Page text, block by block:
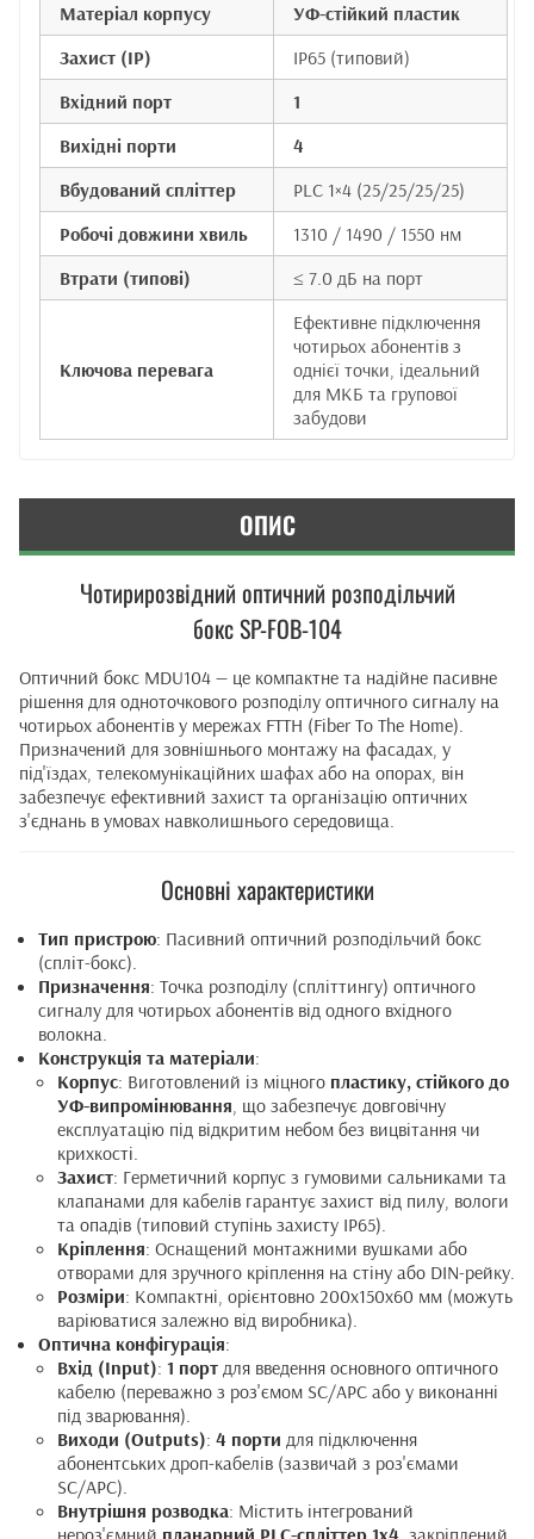
Матеріал корпусу
УФ-стійкий пластик
Захист (IP)
IP65 (типовий)
Вхідний порт
1
Вихідні порти
4
Вбудований спліттер
PLC 1×4 (25/25/25/25)
Робочі довжини хвиль
1310 / 1490 / 1550 нм
Втрати (типові)
≤ 7.0 дБ на порт
Ключова перевага
Ефективне підключення
чотирьох абонентів з
однієї точки, ідеальний
для МКБ та групової
забудови
ОПИС
Чотирирозвідний оптичний розподільчий
бокс SP-FOB-104
Оптичний бокс MDU104 — це компактне та надійне пасивне
рішення для одноточкового розподілу оптичного сигналу на
чотирьох абонентів у мережах FTTH (Fiber To The Home).
Призначений для зовнішнього монтажу на фасадах, у
під'їздах, телекомунікаційних шафах або на опорах, він
забезпечує ефективний захист та організацію оптичних
з'єднань в умовах навколишнього середовища.
Основні характеристики
Тип пристрою: Пасивний оптичний розподільчий бокс
(спліт-бокс).
Призначення: Точка розподілу (спліттингу) оптичного
сигналу для чотирьох абонентів від одного вхідного
волокна.
Конструкція та матеріали:
Корпус: Виготовлений із міцного пластику, стійкого до
УФ-випромінювання, що забезпечує довговічну
експлуатацію під відкритим небом без вицвітання чи
крихкості.
Захист: Герметичний корпус з гумовими сальниками та
клапанами для кабелів гарантує захист від пилу, вологи
та опадів (типовий ступінь захисту IP65).
Кріплення: Оснащений монтажними вушками або
отворами для зручного кріплення на стіну або DIN-рейку.
Розміри: Компактні, орієнтовно 200x150x60 мм (можуть
варіюватися залежно від виробника).
Оптична конфігурація:
Вхід (Input): 1 порт для введення основного оптичного
кабелю (переважно з роз'ємом SC/APC або у виконанні
під зварювання).
Виходи (Outputs): 4 порти для підключення
абонентських дроп-кабелів (зазвичай з роз'ємами
SC/APC).
Внутрішня розводка: Містить інтегрований
нероз'ємний планарний PLC-спліттер 1x4 , закріплений